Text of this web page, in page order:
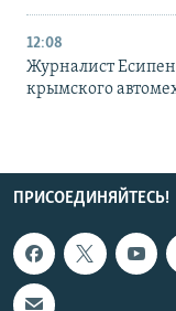
12:08
Журналист
крымского
ПРИСОЕДИНЯЙТЕСЬ!